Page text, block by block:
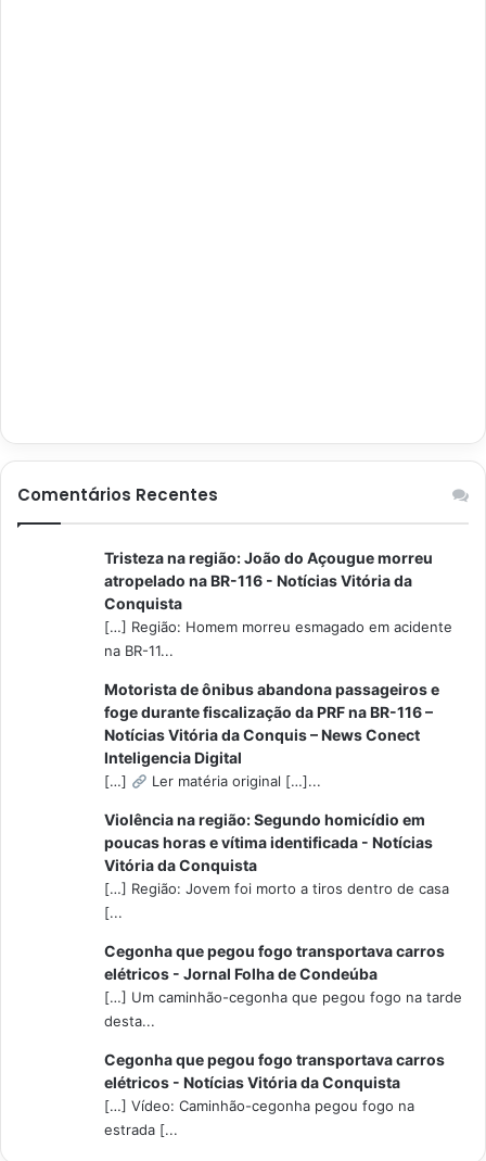
Comentários Recentes
Tristeza na região: João do Açougue morreu
atropelado na BR-116 - Notícias Vitória da
Conquista
[…] Região: Homem morreu esmagado em acidente
na BR-11...
Motorista de ônibus abandona passageiros e
foge durante fiscalização da PRF na BR-116 –
Notícias Vitória da Conquis – News Conect
Inteligencia Digital
[…] Ler matéria original […]...
Violência na região: Segundo homicídio em
poucas horas e vítima identificada - Notícias
Vitória da Conquista
[…] Região: Jovem foi morto a tiros dentro de casa
[...
Cegonha que pegou fogo transportava carros
elétricos - Jornal Folha de Condeúba
[…] Um caminhão-cegonha que pegou fogo na tarde
desta...
Cegonha que pegou fogo transportava carros
elétricos - Notícias Vitória da Conquista
[…] Vídeo: Caminhão-cegonha pegou fogo na
estrada [...